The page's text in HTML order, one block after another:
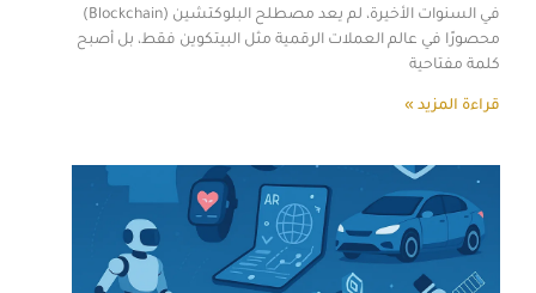
في السنوات الأخيرة، لم يعد مصطلح البلوكتشين (Blockchain)
محصورًا في عالم العملات الرقمية مثل البيتكوين فقط، بل أصبح
كلمة مفتاحية
قراءة المزيد »